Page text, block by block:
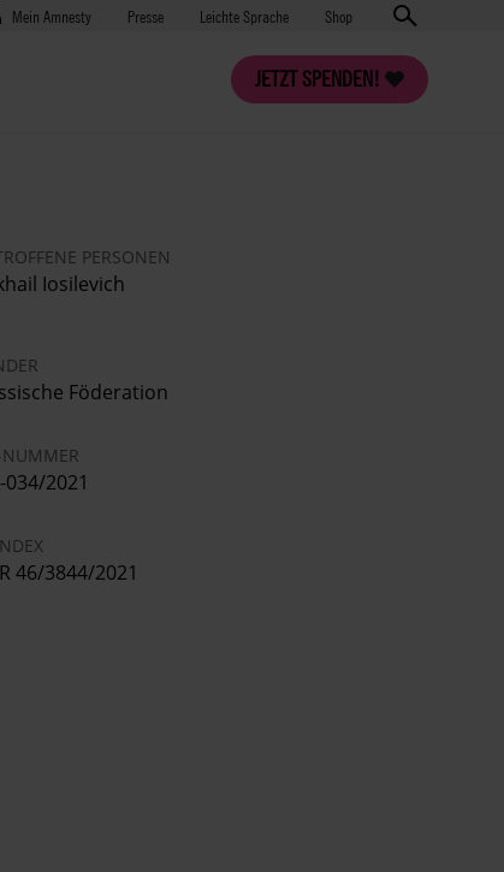
Mein Amnesty Presse
Presse Leichte Sprache Shop
JETZT SPENDEN!
PERSONEN
Iosilevich
Föderation
034/2021
46/3844/2021